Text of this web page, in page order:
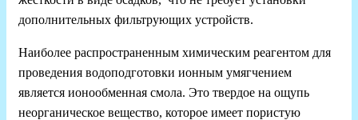
дополнительных фильтрующих устройств.
Наиболее распространенным химическим реагентом для
проведения водоподготовки ионным умягчением
является ионообменная смола. Это твердое на ощупь
неорганическое вещество, которое имеет пористую